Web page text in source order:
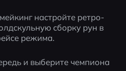
настройте ретро-
сборку рун в
режима.
и выберите чемпиона